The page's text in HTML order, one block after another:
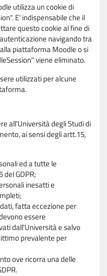
utilizza un cookie di
E' indispensabile che il
questo cookie al fine di
navigando tra
piattaforma Moodle o si
viene eliminato.
utilizzati per alcune
all'Università degli Studi di
ai sensi degli artt.15,
ed a tutte le
del GDPR;
inesatti e
fatta eccezione per
essere
dall'Università e salvo
prevalente per
ove ricorra una delle